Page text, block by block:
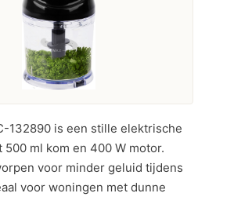
132890 is een stille elektrische
500 ml kom en 400 W motor.
voor minder geluid tijdens
voor woningen met dunne